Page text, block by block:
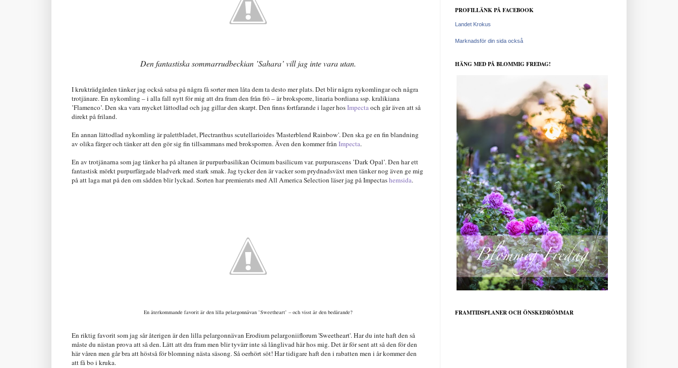
Den fantastiska sommarrudbeckian ’Sahara’ vill jag inte vara utan.
I krukträdgården tänker jag också satsa på några få sorter men låta dem ta desto mer plats. Det blir några nykomlingar och några
trotjänare. En nykomling – i alla fall nytt för mig att dra fram den från frö – är broksporre, linaria bordiana ssp. kralikiana
’Flamenco’. Den ska vara mycket lättodlad och jag gillar den skarpt. Den finns fortfarande i lager hosImpecta och går även att så
direkt på friland.
En annan lättodlad nykomling är palettbladet, Plectranthus scutellarioides 'Masterblend Rainbow'. Den ska ge en fin blandning
av olika färger och tänker att den gör sig fin tillsammans med broksporren. Även den kommer från Impecta.
En av trotjänarna som jag tänker ha på altanen är purpurbasilikan Ocimum basilicum var. purpurascens ’Dark Opal’. Den har ett
fantastisk mörkt purpurfärgade bladverk med stark smak. Jag tycker den är vacker som prydnadsväxt men tänker nog även ge mig
på att laga mat på den om sådden blir lyckad. Sorten har premierats med All America Selection läser jag på Impectashemsida.
En återkommande favorit är den lilla pelargonnävan ’Sweetheart’ – och visst är den bedårande?
En riktig favorit som jag sår återigen är den lilla pelargonnävan Erodium pelargoniiflorum 'Sweetheart'. Har du inte haft den så
måste du nästan prova att så den. Lätt att dra fram men blir tyvärr inte så långlivad här hos mig. Det är för sent att så den för den
här våren men går bra att höstså för blomning nästa säsong. Så oerhört söt! Har tidigare haft den i rabatten men i år kommer den
att få bo i kruka.
PROFILLÄNK PÅ FACEBOOK
Landet Krokus
Marknadsför din sida också
HÄNG MED PÅ BLOMMIG FREDAG!
FRAMTIDSPLANER OCH ÖNSKEDRÖMMAR